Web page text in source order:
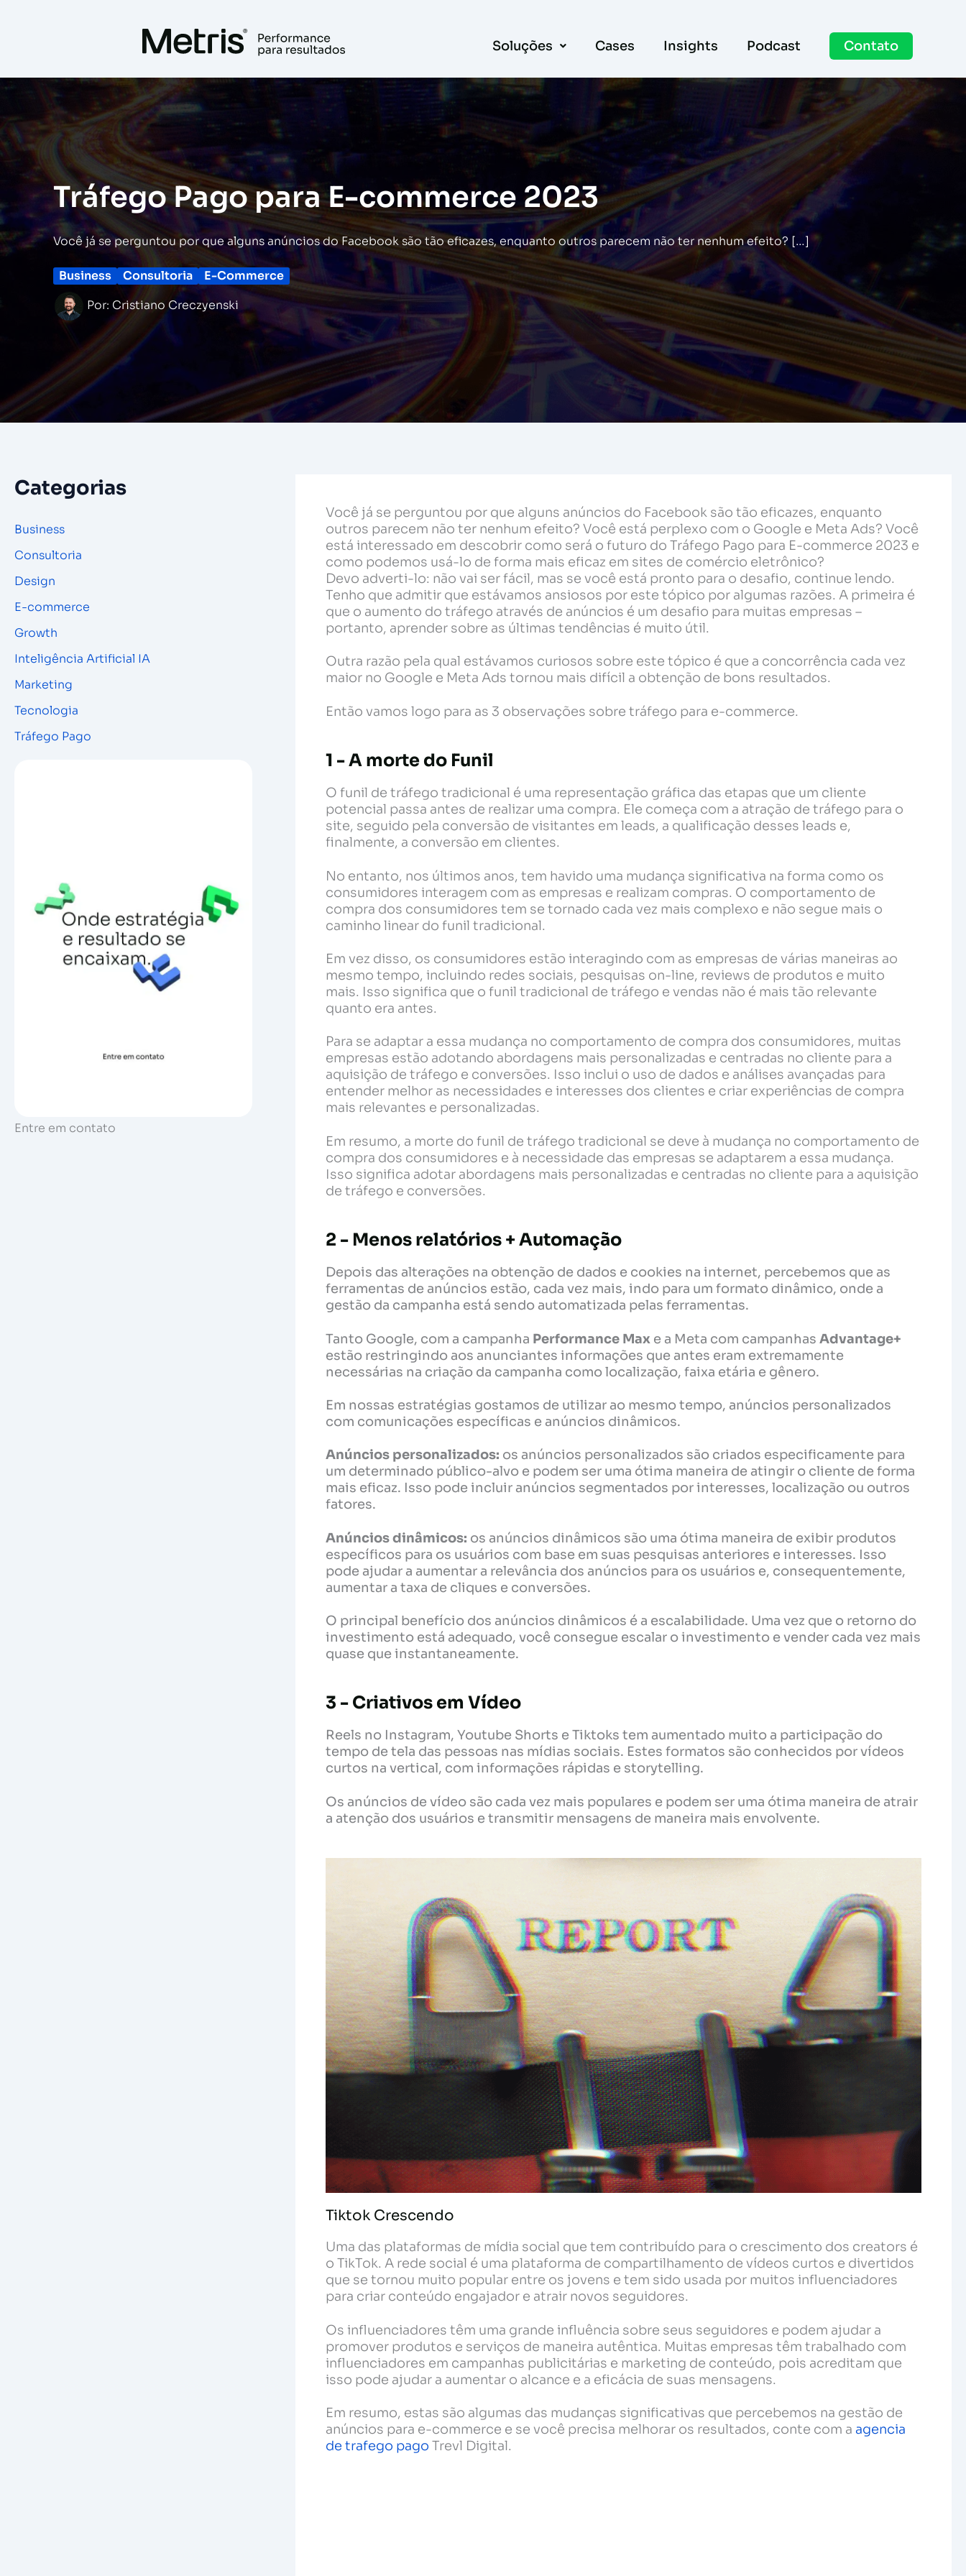
Soluções Cases Insights Podcast Contato
Tráfego Pago para E-commerce 2023
Você já se perguntou por que alguns anúncios do Facebook são tão eficazes, enquanto outros parecem não ter nenhum efeito? […]
Business Consultoria
E-Commerce
Por: Cristiano Creczyenski
Categorias
Business
Consultoria
Design
E-commerce
Growth
Inteligência Artificial IA
Marketing
Tecnologia
Tráfego Pago
Entre em contato
Você já se perguntou por que alguns anúncios do Facebook são tão eficazes, enquanto
outros parecem não ter nenhum efeito? Você está perplexo com o Google e Meta Ads? Você
está interessado em descobrir como será o futuro do Tráfego Pago para E-commerce 2023 e
como podemos usá-lo de forma mais eficaz em sites de comércio eletrônico?
Devo adverti-lo: não vai ser fácil, mas se você está pronto para o desafio, continue lendo.
Tenho que admitir que estávamos ansiosos por este tópico por algumas razões. A primeira é
que o aumento do tráfego através de anúncios é um desafio para muitas empresas –
portanto, aprender sobre as últimas tendências é muito útil.
Outra razão pela qual estávamos curiosos sobre este tópico é que a concorrência cada vez
maior no Google e Meta Ads tornou mais difícil a obtenção de bons resultados.
Então vamos logo para as 3 observações sobre tráfego para e-commerce.
1 - A morte do Funil
O funil de tráfego tradicional é uma representação gráfica das etapas que um cliente
potencial passa antes de realizar uma compra. Ele começa com a atração de tráfego para o
site, seguido pela conversão de visitantes em leads, a qualificação desses leads e,
finalmente, a conversão em clientes.
No entanto, nos últimos anos, tem havido uma mudança significativa na forma como os
consumidores interagem com as empresas e realizam compras. O comportamento de
compra dos consumidores tem se tornado cada vez mais complexo e não segue mais o
caminho linear do funil tradicional.
Em vez disso, os consumidores estão interagindo com as empresas de várias maneiras ao
mesmo tempo, incluindo redes sociais, pesquisas on-line, reviews de produtos e muito
mais. Isso significa que o funil tradicional de tráfego e vendas não é mais tão relevante
quanto era antes.
Para se adaptar a essa mudança no comportamento de compra dos consumidores, muitas
empresas estão adotando abordagens mais personalizadas e centradas no cliente para a
aquisição de tráfego e conversões. Isso inclui o uso de dados e análises avançadas para
entender melhor as necessidades e interesses dos clientes e criar experiências de compra
mais relevantes e personalizadas.
Em resumo, a morte do funil de tráfego tradicional se deve à mudança no comportamento de
compra dos consumidores e à necessidade das empresas se adaptarem a essa mudança.
Isso significa adotar abordagens mais personalizadas e centradas no cliente para a aquisição
de tráfego e conversões.
2 - Menos relatórios + Automação
Depois das alterações na obtenção de dados e cookies na internet, percebemos que as
ferramentas de anúncios estão, cada vez mais, indo para um formato dinâmico, onde a
gestão da campanha está sendo automatizada pelas ferramentas.
Tanto Google, com a campanha Performance Max e a Meta com campanhasAdvantage+
estão restringindo aos anunciantes informações que antes eram extremamente
necessárias na criação da campanha como localização, faixa etária e gênero.
Em nossas estratégias gostamos de utilizar ao mesmo tempo, anúncios personalizados
com comunicações específicas e anúncios dinâmicos.
Anúncios personalizados: os anúncios personalizados são criados especificamente para
um determinado público-alvo e podem ser uma ótima maneira de atingir o cliente de forma
mais eficaz. Isso pode incluir anúncios segmentados por interesses, localização ou outros
fatores.
Anúncios dinâmicos: os anúncios dinâmicos são uma ótima maneira de exibir produtos
específicos para os usuários com base em suas pesquisas anteriores e interesses. Isso
pode ajudar a aumentar a relevância dos anúncios para os usuários e, consequentemente,
aumentar a taxa de cliques e conversões.
O principal benefício dos anúncios dinâmicos é a escalabilidade. Uma vez que o retorno do
investimento está adequado, você consegue escalar o investimento e vender cada vez mais
quase que instantaneamente.
3 - Criativos em Vídeo
Reels no Instagram, Youtube Shorts e Tiktoks tem aumentado muito a participação do
tempo de tela das pessoas nas mídias sociais. Estes formatos são conhecidos por vídeos
curtos na vertical, com informações rápidas e storytelling.
Os anúncios de vídeo são cada vez mais populares e podem ser uma ótima maneira de atrair
a atenção dos usuários e transmitir mensagens de maneira mais envolvente.
Tiktok Crescendo
Uma das plataformas de mídia social que tem contribuído para o crescimento dos creators é
o TikTok. A rede social é uma plataforma de compartilhamento de vídeos curtos e divertidos
que se tornou muito popular entre os jovens e tem sido usada por muitos influenciadores
para criar conteúdo engajador e atrair novos seguidores.
Os influenciadores têm uma grande influência sobre seus seguidores e podem ajudar a
promover produtos e serviços de maneira autêntica. Muitas empresas têm trabalhado com
influenciadores em campanhas publicitárias e marketing de conteúdo, pois acreditam que
isso pode ajudar a aumentar o alcance e a eficácia de suas mensagens.
Em resumo, estas são algumas das mudanças significativas que percebemos na gestão de
anúncios para e-commerce e se você precisa melhorar os resultados, conte com a agencia
de trafego pago Trevl Digital.